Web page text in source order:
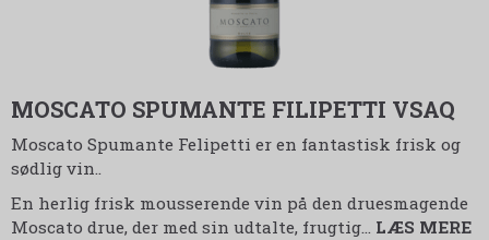
MOSCATO SPUMANTE FILIPETTI VSAQ
Moscato Spumante Felipetti er en fantastisk frisk og
sødlig vin..
En herlig frisk mousserende vin på den druesmagende
Moscato drue, der med sin udtalte, frugtig… LÆS MERE